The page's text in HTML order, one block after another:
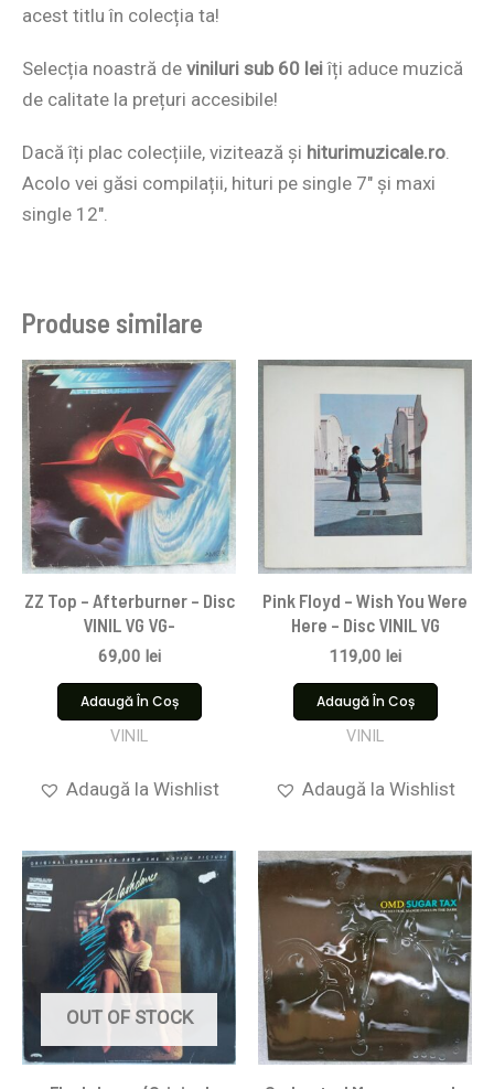
acest titlu în colecția ta!
Selecția noastră de viniluri sub 60 leiîți aduce muzică
de calitate la prețuri accesibile!
Dacă îți plac colecțiile, vizitează și hiturimuzicale.ro.
Acolo vei găsi compilații, hituri pe single 7″ și maxi
single 12″.
Produse similare
ZZ Top – Afterburner – Disc
VINIL VG VG-
69,00 lei
Adaugă În Coș
VINIL
Adaugă la Wishlist
Pink Floyd ‎– Wish You Were
Here – Disc VINIL VG
119,00 lei
Adaugă În Coș
VINIL
Adaugă la Wishlist
OUT OF STOCK